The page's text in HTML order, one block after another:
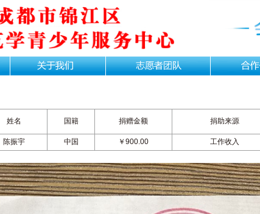
姓名 国籍 捐赠金额 捐助来源
陈振宇 中国 ￥900.00 工作收入